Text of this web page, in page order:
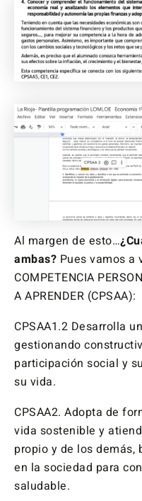
Al margen de esto…
ambas? Pues vamos a
COMPETENCIA
A APRENDER (CPSAA):
CPSAA1.2 Desarrolla
gestionando
participación social y
su vida.
CPSAA2. Adopta de
vida sostenible y
propio y de los demás,
en la sociedad para
saludable.